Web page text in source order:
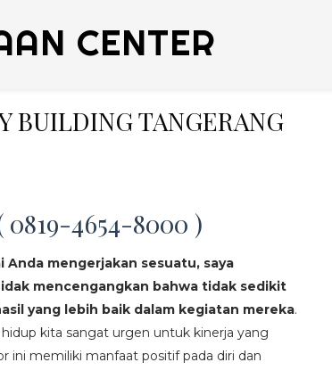
CENTER
BUILDING TANGERANG
4654-8000 )
Anda mengerjakan sesuatu, saya
mencengangkan bahwa tidak sedikit
yang lebih baik dalam kegiatan mereka.
kita sangat urgen untuk kinerja yang
ini memiliki manfaat positif pada diri dan